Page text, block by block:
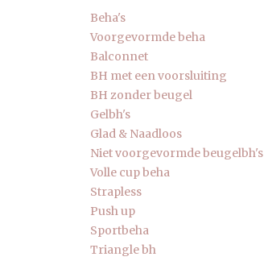
Beha's
Voorgevormde beha
Balconnet
BH met een voorsluiting
BH zonder beugel
Gelbh's
Glad & Naadloos
Niet voorgevormde beugelbh's
Volle cup beha
Strapless
Push up
Sportbeha
Triangle bh